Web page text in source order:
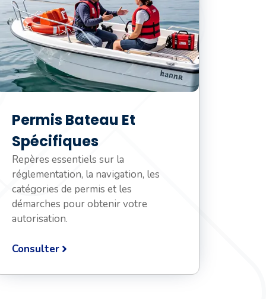
Permis Bateau Et
Spécifiques
Repères essentiels sur la
réglementation, la navigation, les
catégories de permis et les
démarches pour obtenir votre
autorisation.
Consulter